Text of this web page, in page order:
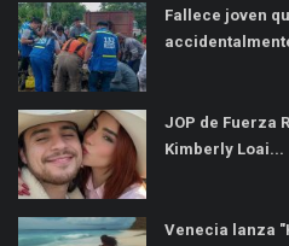
Fallece joven
JOP de Fuerza
Kimberly Loai...
Venecia lanza